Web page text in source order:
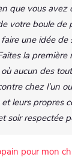
que vous avez
votre boule de
une idée
la
aucun des
chez l’un
leurs propres
soir respectée
pour mon